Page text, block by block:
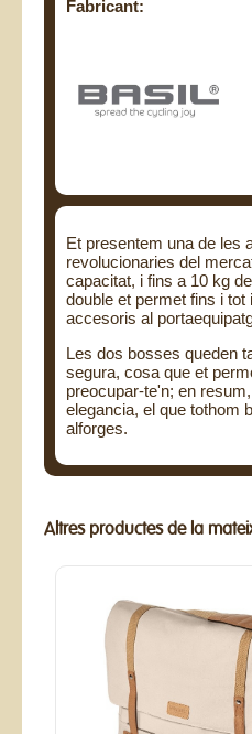
Fabricant:
Et presentem una de les
revolucionaries del
capacitat, i fins a 10 kg
double et permet fins i tot
accesoris al
Les dos bosses queden
segura, cosa que et
preocupar-te'n; en
elegancia, el que tothom
alforges.
Altres productes de la